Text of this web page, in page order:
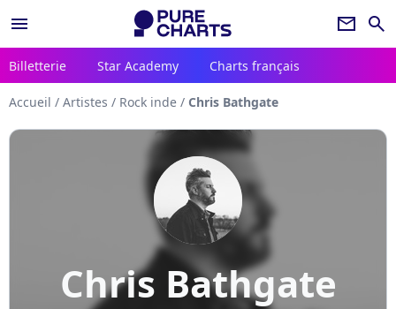
menu newsletter search
Billetterie Star Academy Charts français
Accueil / Artistes / Rock inde / Chris Bathgate
Chris Bathgate